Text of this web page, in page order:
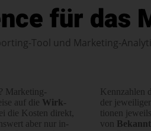
für das
Tool und Marketing-
Marketing­
auf die Wirk­
die Kos­ten direkt,
aber nur in­
Kenn­zahlen
der
tionen
von